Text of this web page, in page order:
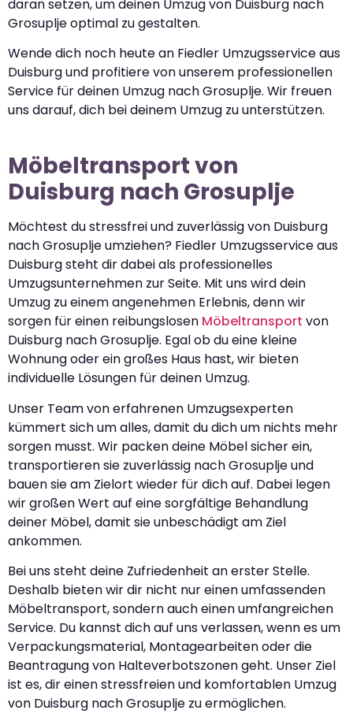
daran setzen, um deinen Umzug von Duisburg nach
Grosuplje optimal zu gestalten.
Wende dich noch heute an Fiedler Umzugsservice aus
Duisburg und profitiere von unserem professionellen
Service für deinen Umzug nach Grosuplje. Wir freuen
uns darauf, dich bei deinem Umzug zu unterstützen.
Möbeltransport von
Duisburg nach Grosuplje
Möchtest du stressfrei und zuverlässig von Duisburg
nach Grosuplje umziehen? Fiedler Umzugsservice aus
Duisburg steht dir dabei als professionelles
Umzugsunternehmen zur Seite. Mit uns wird dein
Umzug zu einem angenehmen Erlebnis, denn wir
sorgen für einen reibungslosen Möbeltransport von
Duisburg nach Grosuplje. Egal ob du eine kleine
Wohnung oder ein großes Haus hast, wir bieten
individuelle Lösungen für deinen Umzug.
Unser Team von erfahrenen Umzugsexperten
kümmert sich um alles, damit du dich um nichts mehr
sorgen musst. Wir packen deine Möbel sicher ein,
transportieren sie zuverlässig nach Grosuplje und
bauen sie am Zielort wieder für dich auf. Dabei legen
wir großen Wert auf eine sorgfältige Behandlung
deiner Möbel, damit sie unbeschädigt am Ziel
ankommen.
Bei uns steht deine Zufriedenheit an erster Stelle.
Deshalb bieten wir dir nicht nur einen umfassenden
Möbeltransport, sondern auch einen umfangreichen
Service. Du kannst dich auf uns verlassen, wenn es um
Verpackungsmaterial, Montagearbeiten oder die
Beantragung von Halteverbotszonen geht. Unser Ziel
ist es, dir einen stressfreien und komfortablen Umzug
von Duisburg nach Grosuplje zu ermöglichen.